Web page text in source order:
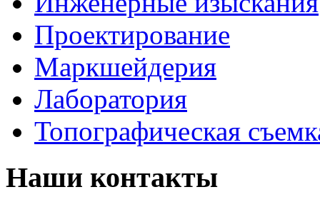
Проектирование
Маркшейдерия
Лаборатория
Топографическая
Наши контакты